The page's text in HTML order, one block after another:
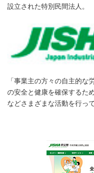
設立された特別民間法人。
「事業主の方々の自主的な
の安全と健康を確保するた
などさまざまな活動を行っ